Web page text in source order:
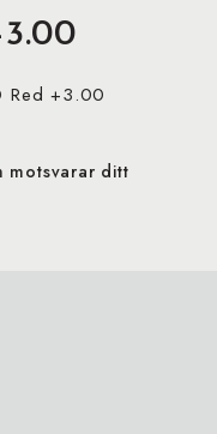
Red +3.00
motsvarar ditt